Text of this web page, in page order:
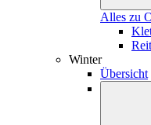
Alles zu
Winter
Übersicht